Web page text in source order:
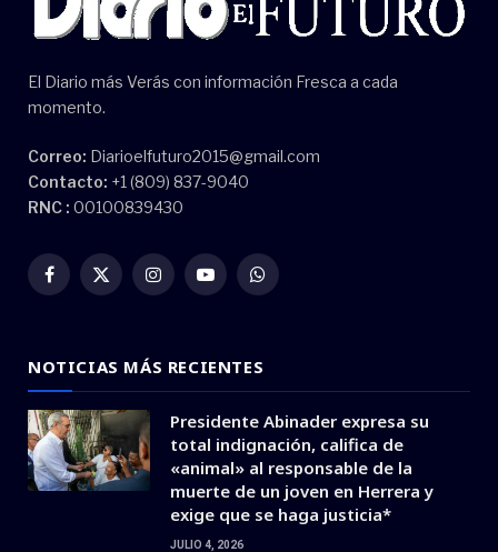
El Diario más Verás con información Fresca a cada
momento.
Correo: Diarioelfuturo2015@gmail.com
Contacto: +1 (809) 837-9040
RNC : 00100839430
Facebook
X
InstagramYouTubeWhatsApp
NOTICIAS MÁS RECIENTES
Presidente Abinader expresa su
total indignación, califica de
«animal» al responsable de la
muerte de un joven en Herrera y
exige que se haga justicia*
JULIO 4, 2026